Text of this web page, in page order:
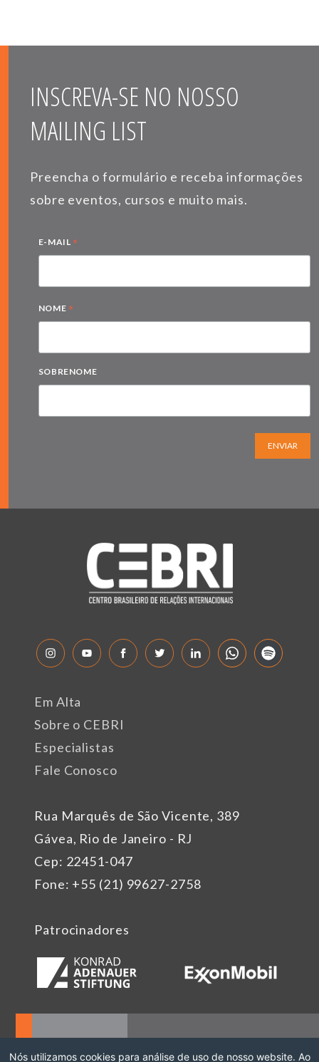
INSCREVA-SE NO NOSSO
MAILING LIST
Preencha o formulário e receba informações
sobre eventos, cursos e muito mais.
E-MAIL *
NOME *
SOBRENOME
ENVIAR
Rua Marquês de São Vicente, 389
Gávea, Rio de Janeiro - RJ
Cep: 22451-047
Fone: +55 (21) 99627-2758
Em Alta
Sobre o CEBRI
Especialistas
Fale Conosco
Patrocinadores
Nós utilizamos cookies para análise de uso de nosso website. Ao